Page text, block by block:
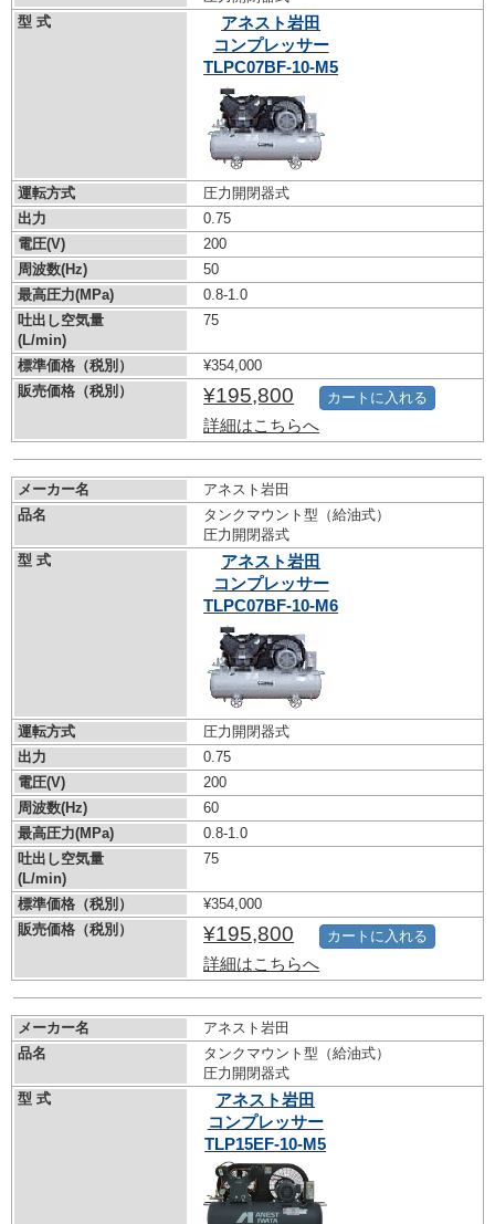
型 式
アネスト岩田
コンプレッサー
TLPC07BF-10-M5
運転方式
圧力開閉器式
出力
0.75
電圧(V)
200
周波数(Hz)
50
最高圧力(MPa)
0.8-1.0
吐出し空気量
(L/min)
75
標準価格（税別）
¥354,000
販売価格（税別）
¥195,800
詳細はこちらへ
カートに入れる
メーカー名
アネスト岩田
品名
タンクマウント型（給油式）
圧力開閉器式
型 式
アネスト岩田
コンプレッサー
TLPC07BF-10-M6
運転方式
圧力開閉器式
出力
0.75
電圧(V)
200
周波数(Hz)
60
最高圧力(MPa)
0.8-1.0
吐出し空気量
(L/min)
75
標準価格（税別）
¥354,000
販売価格（税別）
¥195,800
詳細はこちらへ
カートに入れる
メーカー名
アネスト岩田
品名
タンクマウント型（給油式）
圧力開閉器式
型 式
アネスト岩田
コンプレッサー
TLP15EF-10-M5